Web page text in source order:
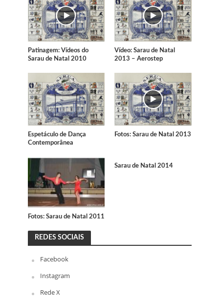
Patinagem: Vídeos do
Sarau de Natal 2010
Vídeo: Sarau de Natal
2013 – Aerostep
Espetáculo de Dança
Contemporânea
Fotos: Sarau de Natal 2013
Fotos: Sarau de Natal 2011
Sarau de Natal 2014
REDES SOCIAIS
Facebook
Instagram
Rede X